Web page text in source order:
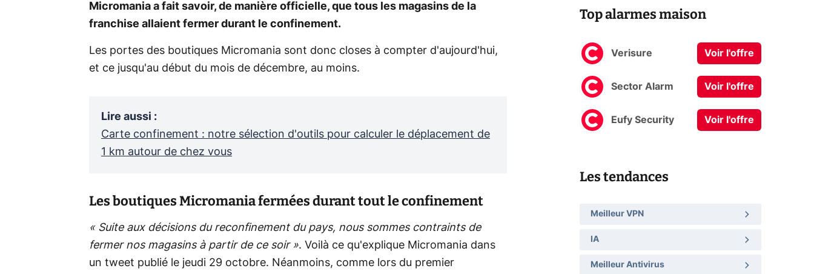
Micromania a fait savoir, de manière officielle, que tous les magasins de la
franchise allaient fermer durant le confinement.
Les portes des boutiques Micromania sont donc closes à compter d'aujourd'hui,
et ce jusqu'au début du mois de décembre, au moins.
Lire aussi :
Carte confinement : notre sélection d'outils pour calculer le déplacement de
1 km autour de chez vous
Les boutiques Micromania fermées durant tout le confinement
« Suite aux décisions du reconfinement du pays, nous sommes contraints de
fermer nos magasins à partir de ce soir ». Voilà ce qu'explique Micromania dans
un tweet publié le jeudi 29 octobre. Néanmoins, comme lors du premier
Top alarmes maison
Verisure Voir l'offre
Sector Alarm Voir l'offre
Eufy Security Voir l'offre
Les tendances
Meilleur VPN
IA
Meilleur Antivirus